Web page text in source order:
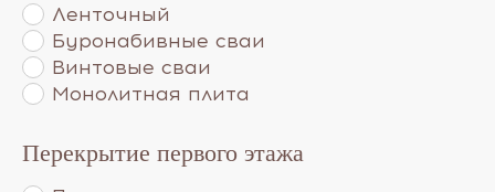
Ленточный
Буронабивные сваи
Винтовые сваи
Монолитная плита
Перекрытие первого этажа